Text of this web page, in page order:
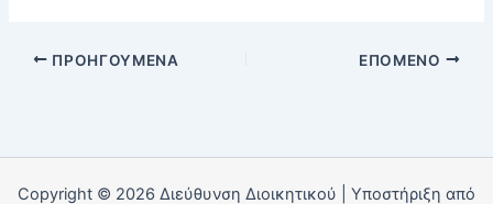
ΠΡΟΗΓΟΎΜΕΝΑ ΕΠΌΜΕΝΟ
Copyright © 2026 Διεύθυνση Διοικητικού | Υποστήριξη από